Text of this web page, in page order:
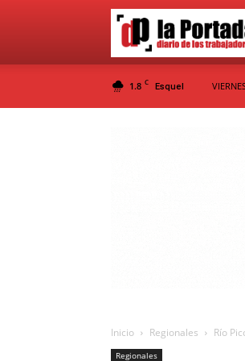
1.8 C Esquel
Inicio Regionales Río
Regionales